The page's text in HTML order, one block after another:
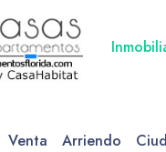
Venta Arriendo